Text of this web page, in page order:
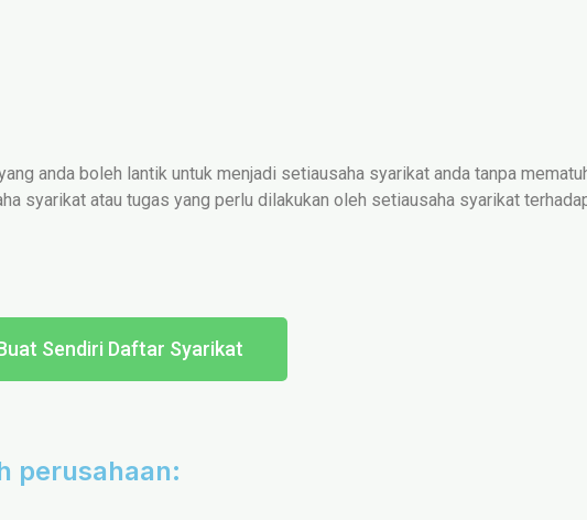
anda boleh lantik untuk menjadi setiausaha syarikat anda tanpa
syarikat atau tugas yang perlu dilakukan oleh setiausaha syarikat
Sendiri Daftar Syarikat
perusahaan: